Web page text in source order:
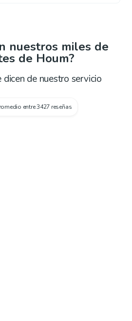
nuestros miles de
de Houm?
dicen de nuestro servicio
entre3427 reseñas